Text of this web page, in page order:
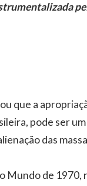
que a
pode ser
das
Mundo de